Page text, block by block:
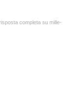
completa su mille-